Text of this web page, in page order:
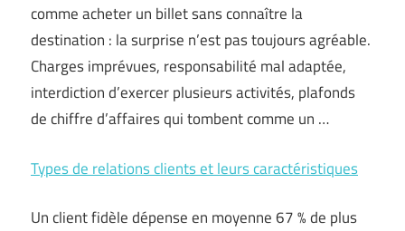
comme acheter un billet sans connaître la
destination : la surprise n’est pas toujours agréable.
Charges imprévues, responsabilité mal adaptée,
interdiction d’exercer plusieurs activités, plafonds
de chiffre d’affaires qui tombent comme un …
Types de relations clients et leurs caractéristiques
Un client fidèle dépense en moyenne 67 % de plus